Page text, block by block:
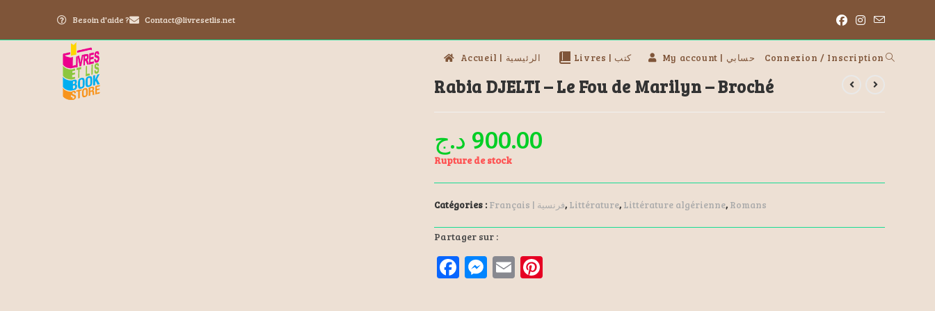
Besoin d'aide ? Contact@livresetlis.net
Accueil | الرئيسية Livres | كتب My account | حسابي Connexion / Inscription
Rabia DJELTI – Le Fou de Marilyn – Broché
900.00 د.ج
Rupture de stock
Catégories : Français | فرنسية, Littérature, Littérature algérienne, Romans
Partager sur :
F M E